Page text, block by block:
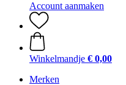
Account aanmaken
Winkelmandje € 0,00
Merken